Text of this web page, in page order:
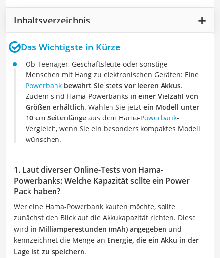
Inhaltsverzeichnis
Das Wichtigste in Kürze
Ob Teenager, Geschäftsleute oder sonstige
Menschen mit Hang zu elektronischen Geräten: Eine
Powerbank bewahrt Sie stets vor leeren Akkus.
Zudem sind Hama-Powerbanks in einer Vielzahl von
Größen erhältlich. Wählen Sie jetzt ein Modell unter
10 cm Seitenlänge aus dem Hama-Powerbank-
Vergleich, wenn Sie ein besonders kompaktes Modell
wünschen.
1. Laut diverser Online-Tests von Hama-
Powerbanks: Welche Kapazität sollte ein Power
Pack haben?
Wer eine Hama-Powerbank kaufen möchte, sollte
zunächst den Blick auf die Akkukapazität richten. Diese
wird in Milliamperestunden (mAh) angegeben und
kennzeichnet die Menge an Energie, die ein Akku in der
Lage ist zu speichern.